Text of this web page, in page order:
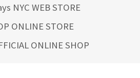
NYC WEB STORE
ONLINE STORE
ONLINE SHOP